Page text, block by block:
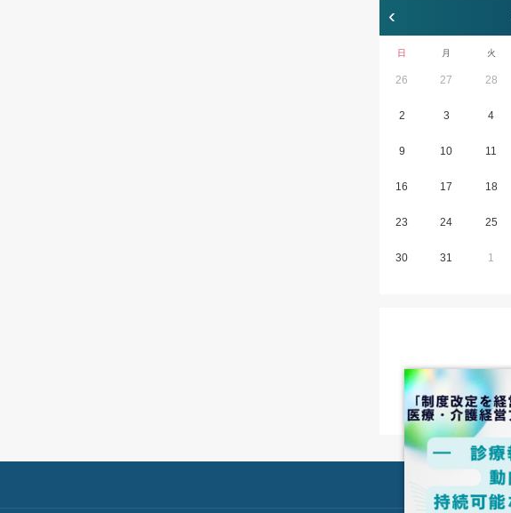
‹
日 月 火
26 27 28
2 3 4
9 10 11
16 17 18
23 24 25
30 31 1